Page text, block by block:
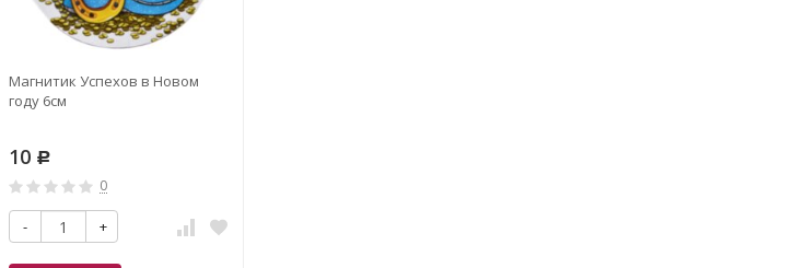
Магнитик Успехов в Новом
году 6см
10 Р
0
- +